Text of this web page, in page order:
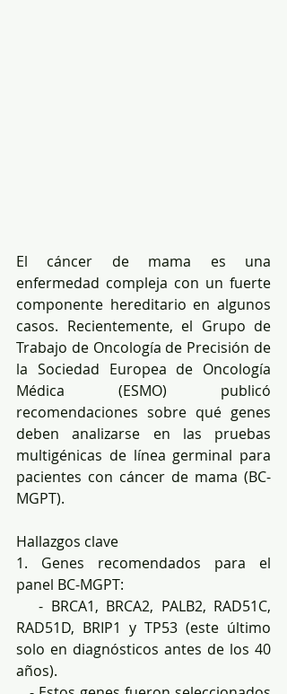
El cáncer de mama es una
enfermedad compleja con un fuerte
componente hereditario en algunos
casos. Recientemente, el Grupo de
Trabajo de Oncología de Precisión de
la Sociedad Europea de Oncología
Médica (ESMO) publicó
recomendaciones sobre qué genes
deben analizarse en las pruebas
multigénicas de línea germinal para
pacientes con cáncer de mama (BC-
MGPT).
Hallazgos clave
1. Genes recomendados para el
panel BC-MGPT:
   - BRCA1, BRCA2, PALB2, RAD51C,
RAD51D, BRIP1 y TP53 (este último
solo en diagnósticos antes de los 40
años).